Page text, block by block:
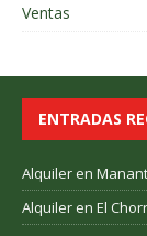
Ventas
ENTRADAS
Alquiler en
Alquiler en El